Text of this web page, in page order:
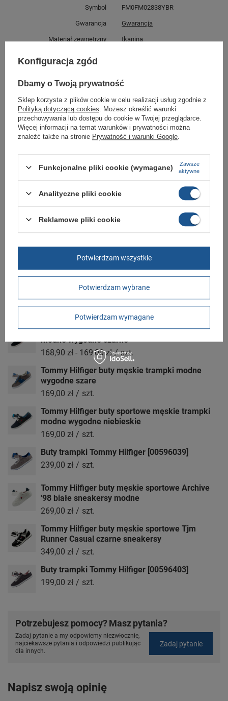
Symbol FM0FM02838YBR
Gwarancja Gwarancja
Materiał zewnętrzny tkanina
centymetrach
centymetrach
Więcej
Wysokość towaru w
centymetrach
Więcej
12
GWARANCJA
Czas na reklamację z tytułu rękojmi
2 lata
rękojmia wyłączona dla przedsiębiorców
Adres do reklamacji
Butomania.pl
85-079 Bydgoszcz
Zobacz również
Tommy Hilfiger buty męskie sportowe Tjm Retro
neakersy modne czarne
299,00 zł
Tommy Hilfiger buty sportowe męskie trampki
modne wygodne czarne
168,90 zł - 169,00 zł / szt.
Tommy Hilfiger buty męskie trampki modne
wygodne szare
169,00 zł / szt.
Tommy Hilfiger buty sportowe męskie trampki
modne wygodne niebieskie
169,00 zł / szt.
Buty trampki Tommy Hilfiger [00596039]
239,00 zł / szt.
Tommy Hilfiger buty męskie sportowe Archive
'98 białe sneakersy modne
269,00 zł / szt.
Tommy Hilfiger buty męskie sportowe Tjm
Runner Casual czarne sneakersy
349,00 zł / szt.
Buty trampki Tommy Hilfiger [00596403]
199,00 zł / szt.
Potrzebujesz pomocy? Masz pytania?
Zadaj pytanie a my odpowiemy niezwłocznie,
najciekawsze pytania i odpowiedzi publikując
dla innych.
Zadaj pytanie
Napisz swoją opinię
Konfiguracja zgód
Dbamy o Twoją prywatność
Sklep korzysta z plików cookie w celu realizacji usług zgodnie z
Polityką dotyczącą cookies . Możesz określić warunki
przechowywania lub dostępu do cookie w Twojej przeglądarce.
Więcej informacji na temat warunków i prywatności można
znaleźć także na stronie Prywatność i warunki Google
Funkcjonalne pliki cookie (wymagane)
Zawsze
aktywne
Analityczne pliki cookie
Reklamowe pliki cookie
Potwierdzam wybrane
Potwierdzam wymagane
Potwierdzam wszystkie